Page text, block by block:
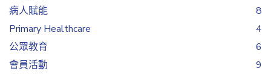
病人賦能
8
Primary Healthcare
4
公眾教育
6
會員活動
9